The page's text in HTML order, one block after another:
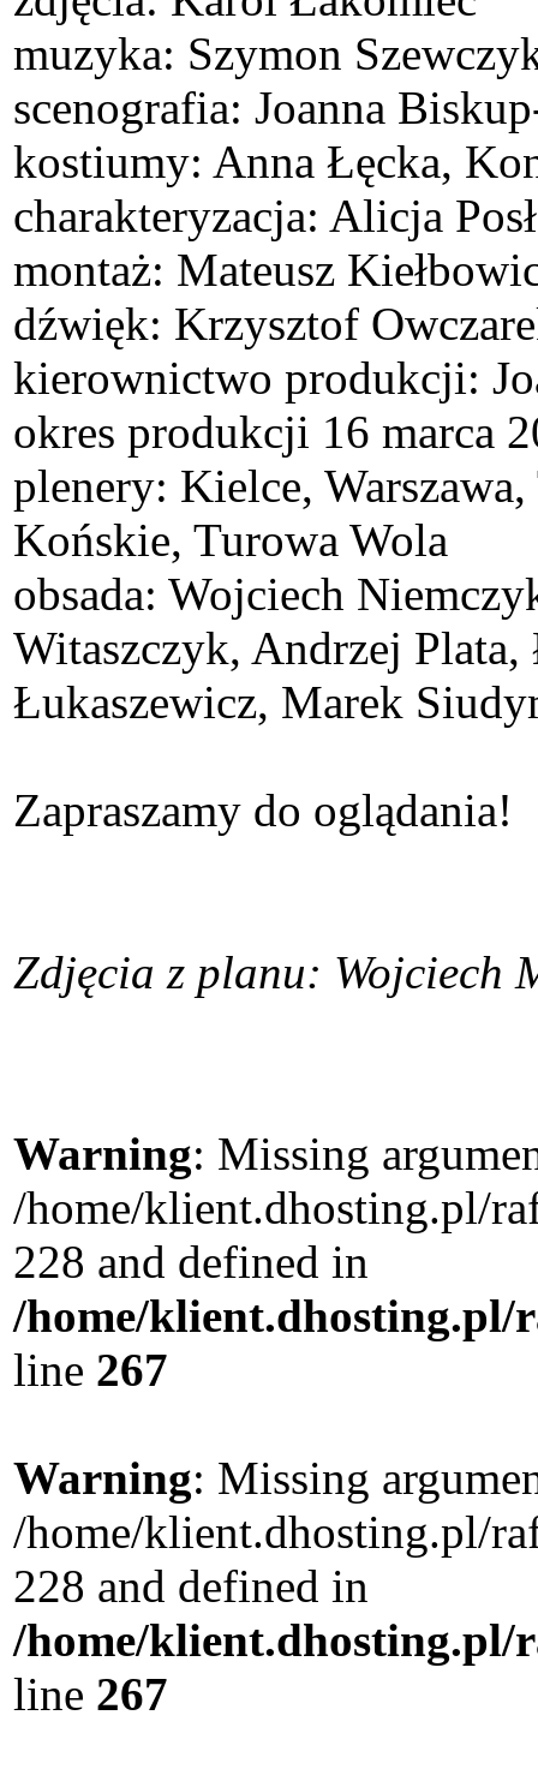
muzyka: Szymon
scenografia: Joanna
kostiumy: Anna Łęcka,
charakteryzacja: Alicja
montaż: Mateusz
dźwięk: Krzysztof
kierownictwo produkcji:
okres produkcji 16 marca
plenery: Kielce,
Końskie, Turowa Wola
obsada: Wojciech
Witaszczyk, Andrzej
Łukaszewicz, Marek
Zapraszamy do oglądania!
Zdjęcia z planu: Wojciech
Warning: Missing
/home/klient.dhosting.pl/
228 and defined in
/home/klient.dhosting.pl/
line 267
Warning: Missing
/home/klient.dhosting.pl/
228 and defined in
/home/klient.dhosting.pl/
line 267